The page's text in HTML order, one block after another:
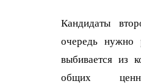
Кандидаты
очередь нужно
выбивается из
общих